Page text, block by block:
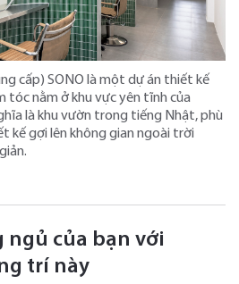
cấp) SONO là một dự án thiết kế
nằm ở khu vực yên tĩnh của
là khu vườn trong tiếng Nhật, phù
kế gợi lên không gian ngoài trời
ngủ của bạn với
trí này